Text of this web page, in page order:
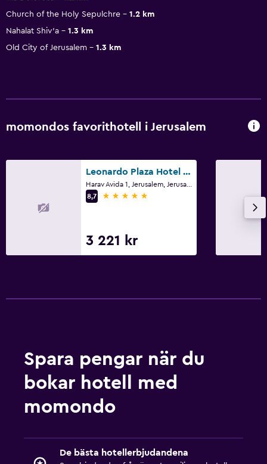
Church of the Holy Sepulchre
1.2 km
Nahalat Shiv'a
1.3 km
Old City of Jerusalem
1.3 km
momondos favorithotell i Jerusalem
Leonardo Plaza Hotel Jerusalem
8,7
5 stjärnor
3 221 kr
Spara pengar när du
bokar hotell med
momondo
De bästa hotellerbjudandena